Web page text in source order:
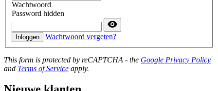
Wachtwoord
Password hidden
Inloggen Wachtwoord vergeten?
This form is protected by reCAPTCHA - the Google Privacy Policy
and Terms of Service apply.